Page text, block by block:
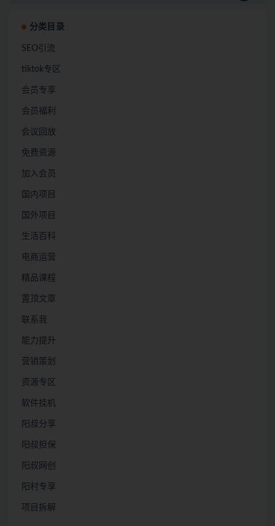
分类目录
SEO引流
tiktok专区
会员专享
会员福利
会议回放
免费资源
加入会员
国内项目
国外项目
生活百科
电商运营
精品课程
置顶文章
联系我
能力提升
营销策划
资源专区
软件挂机
阳叔分享
阳叔担保
阳叔网创
阳村专享
项目拆解